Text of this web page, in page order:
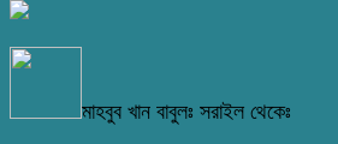
মাহবুব খান বাবুলঃ সরাইল থেকেঃ